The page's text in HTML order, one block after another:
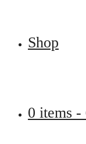
Shop
0 items -